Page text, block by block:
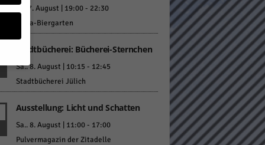
Fr.. 7. August | 19:00- 22:30
KuBa-Biergarten
Stadtbücherei: Bücherei-Sternchen
Sa.. 8. August | 10:15 - 12:45
Stadtbücherei Jülich
Ausstellung: Licht und Schatten
Sa.. 8. August | 11:00- 17:00
Pulvermagazin der Zitadelle
ihnen
z.